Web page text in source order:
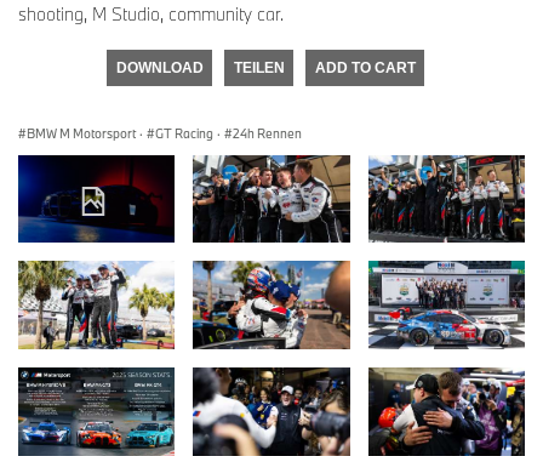
shooting, M Studio, community car.
DOWNLOAD TEILEN ADD TO CART
BMW M Motorsport · GT Racing · 24h Rennen